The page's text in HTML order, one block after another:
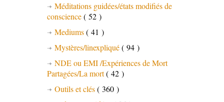
Méditations guidées/états modifiés de
conscience( 52 )
Mediums( 41 )
Mystères/linexpliqué( 94 )
NDE ou EMI /Expériences de Mort
Partagées/La mort( 42 )
Outils et clés( 360 )